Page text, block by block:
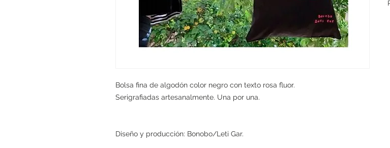
Bolsa fina de algodón color negro con texto rosa fluor.
Serigrafiadas artesanalmente. Una por una.
Diseño y producción: Bonobo/Leti Gar.